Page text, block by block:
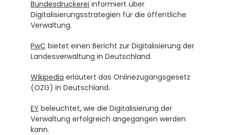
Bundesdruckerei informiert über
Digitalisierungsstrategien für die öffentliche
Verwaltung.
PwC bietet einen Bericht zur Digitalisierung der
Landesverwaltung in Deutschland.
Wikipedia erläutert das Onlinezugangsgesetz
(OZG) in Deutschland.
EY beleuchtet, wie die Digitalisierung der
Verwaltung erfolgreich angegangen werden
kann.